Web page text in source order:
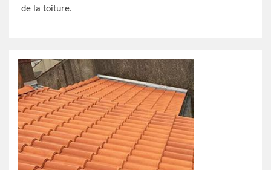
de la toiture.